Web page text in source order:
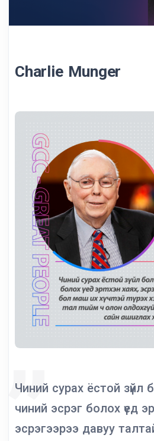
Charlie Munger
Чиний сурах ёстой зүйл
чиний эсрэг болох үед
эсрэгээрээ давуу